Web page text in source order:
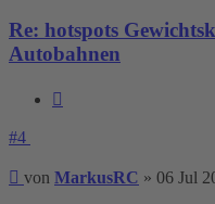
Re: hotspots
Autobahnen
#4
Beitrag
von MarkusRC » 06 Jul